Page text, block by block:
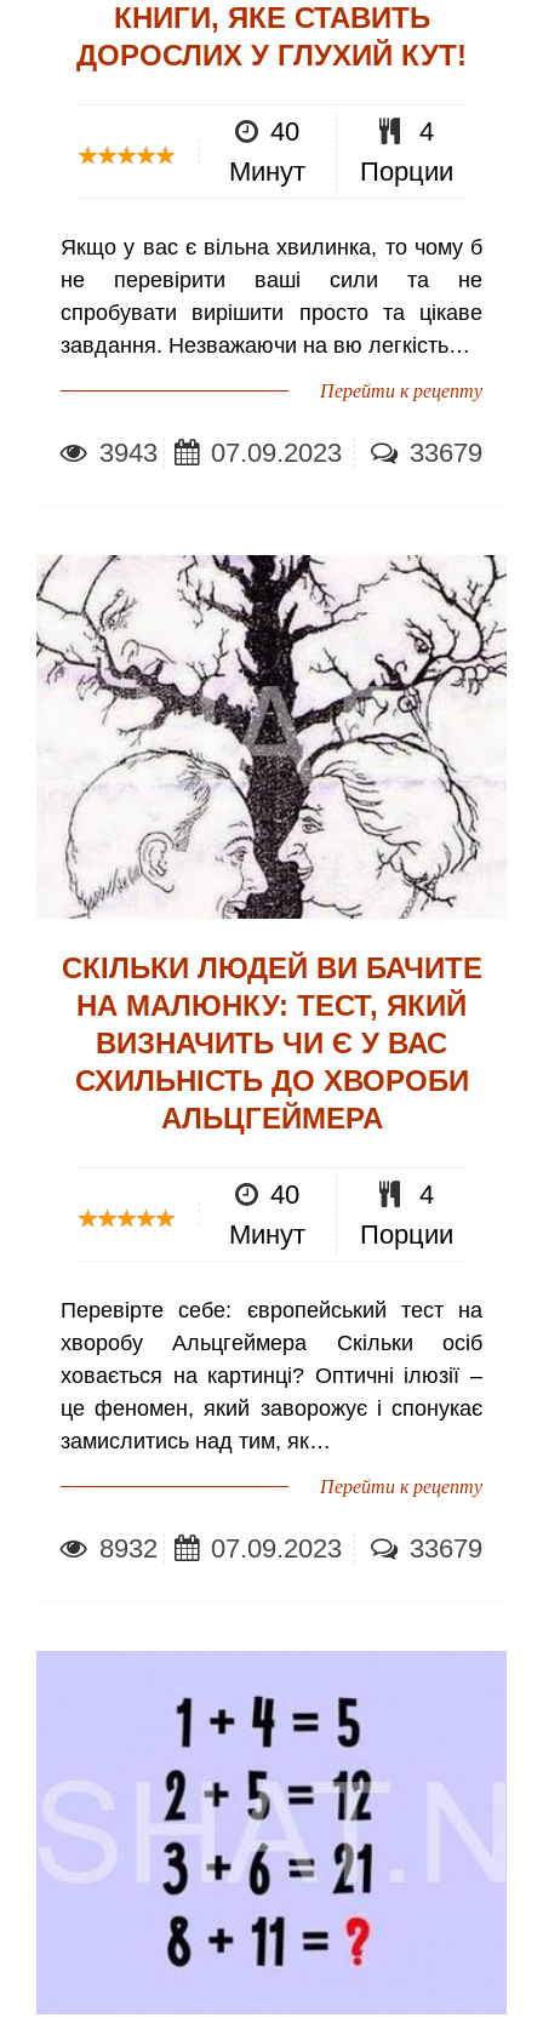
КНИГИ, ЯКЕ СТАВИТЬ
ДОРОСЛИХ У ГЛУХИЙ КУТ!
40
Минут
4
Порции
Якщо у вас є вільна хвилинка, то чому б
не перевірити ваші сили та не
спробувати вирішити просто та цікаве
завдання. Незважаючи на вю легкість…
Перейти к рецепту
3943 07.09.2023 33679
СКІЛЬКИ ЛЮДЕЙ ВИ БАЧИТЕ
НА МАЛЮНКУ: ТЕСТ, ЯКИЙ
ВИЗНАЧИТЬ ЧИ Є У ВАС
СХИЛЬНІСТЬ ДО ХВОРОБИ
АЛЬЦГЕЙМЕРА
40
Минут
4
Порции
Перевірте себе: європейський тест на
хворобу Альцгеймера Скільки осіб
ховається на картинці? Оптичні ілюзії –
це феномен, який заворожує і спонукає
замислитись над тим, як…
Перейти к рецепту
8932 07.09.2023 33679